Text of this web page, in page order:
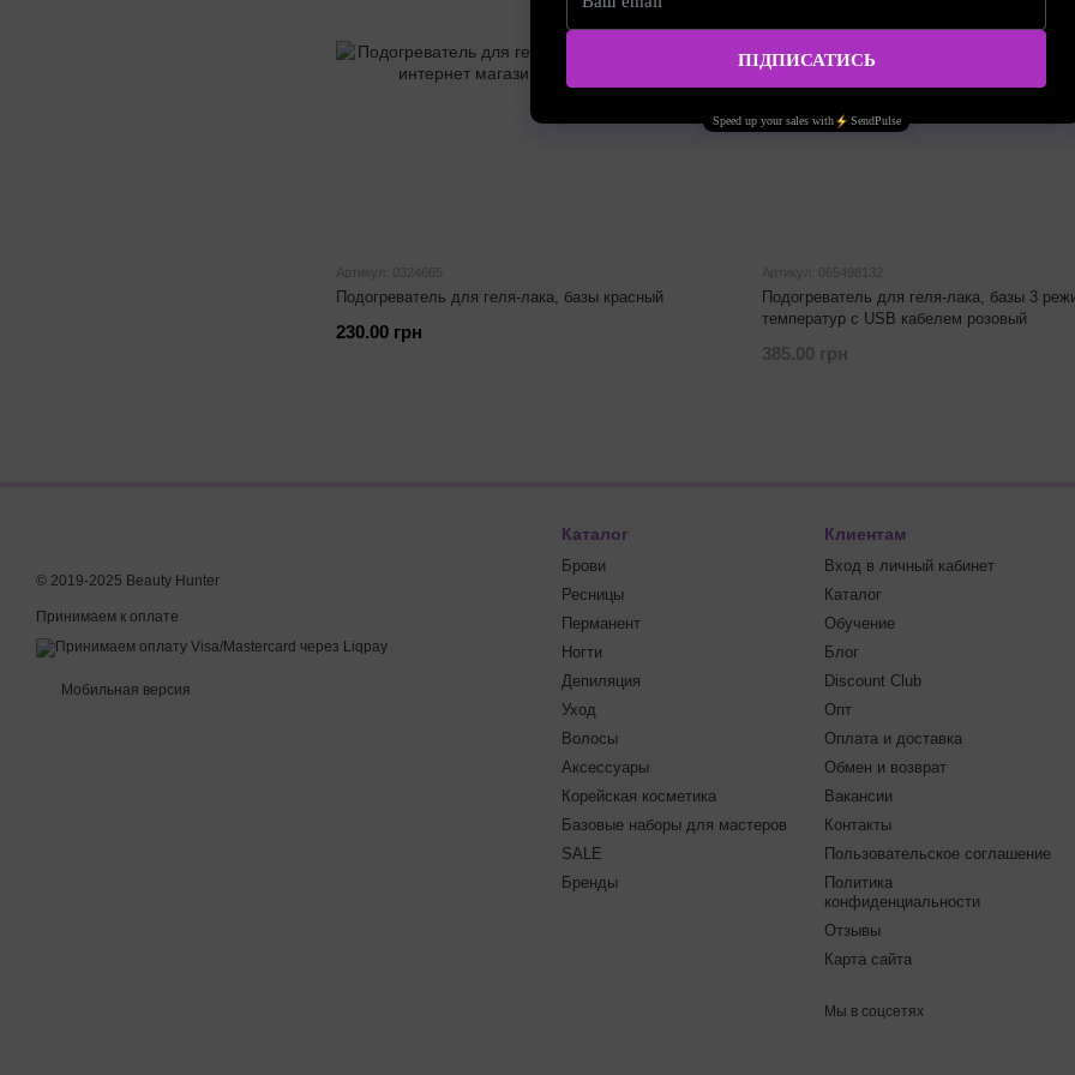
Артикул: 0324665
Подогреватель для геля-лака, базы красный
230.00 грн
Артикул: 065498132
Подогреватель для геля-лака, базы 3
температур с USB кабелем розовый
385.00 грн
© 2019-2025 Beauty Hunter
Принимаем к оплате
Мобильная версия
Каталог
Брови
Ресницы
Перманент
Ногти
Депиляция
Уход
Волосы
Аксессуары
Корейская косметика
Базовые наборы для мастеров
SALE
Бренды
Клиентам
Вход в личный кабинет
Каталог
Обучение
Блог
Discount Club
Опт
Оплата и доставка
Обмен и возврат
Вакансии
Контакты
Пользовательское соглашение
Политика
конфиденциальности
Отзывы
Карта сайта
Мы в соцсетях